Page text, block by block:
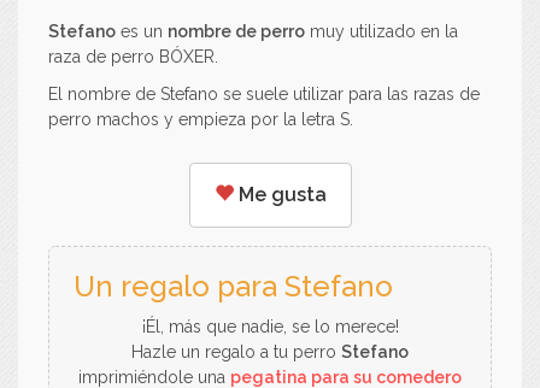
Stefano es un nombre de perro muy utilizado en la
raza de perro BÓXER.
El nombre de Stefano se suele utilizar para las razas de
perro machos y empieza por la letra S.
Me gusta
Un regalo para Stefano
¡Él, más que nadie, se lo merece!
Hazle un regalo a tu perro Stefano
imprimiéndole una pegatina para su comedero